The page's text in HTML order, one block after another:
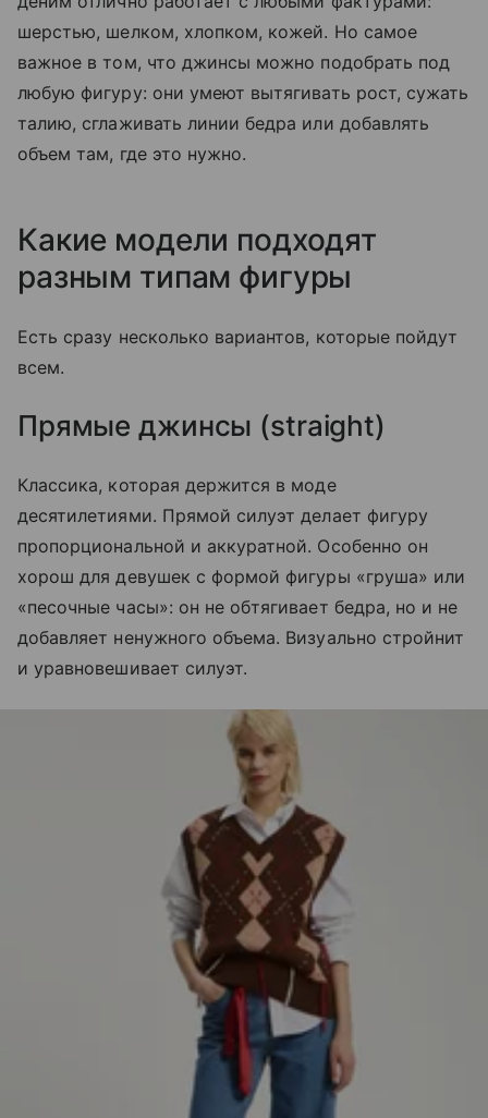
шерстью, шелком, хлопком, кожей. Но самое
важное в том, что джинсы можно подобрать под
любую фигуру: они умеют вытягивать рост, сужать
талию, сглаживать линии бедра или добавлять
объем там, где это нужно.
Какие модели подходят
разным типам фигуры
Есть сразу несколько вариантов, которые пойдут
всем.
Прямые джинсы (straight)
Классика, которая держится в моде
десятилетиями. Прямой силуэт делает фигуру
пропорциональной и аккуратной. Особенно он
хорош для девушек с формой фигуры «груша» или
«песочные часы»: он не обтягивает бедра, но и не
добавляет ненужного объема. Визуально стройнит
и уравновешивает силуэт.